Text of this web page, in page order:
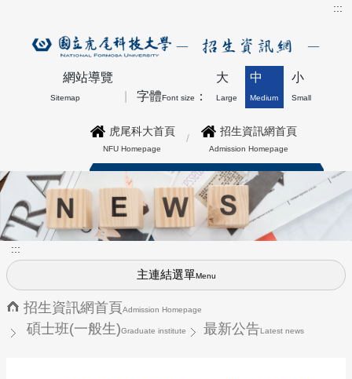
:::
網站導覽
Sitemap 字體Font size ：
大
Large
中
Medium
小
Small
虎尾科大首頁
NFU Homepage
招生資訊網首頁
Admission Homepage
博士班最新公告上方形象圖
:::
主連結選單Menu
招生資訊網首頁Admission Homepage
碩士班(一般生)Graduate institute 最新公告Latest news